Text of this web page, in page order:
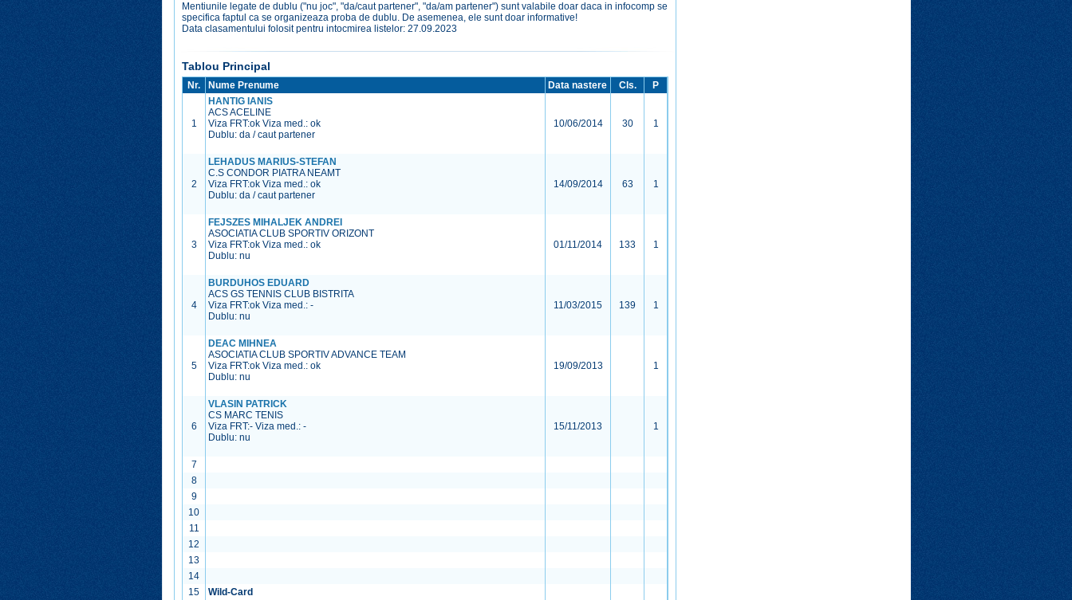
Mentiunile legate de dublu ("nu joc", "da/caut partener", "da/am partener") sunt valabile doar daca in infocomp se
specifica faptul ca se organizeaza proba de dublu. De asemenea, ele sunt doar informative!
Data clasamentului folosit pentru intocmirea listelor: 27.09.2023
Tablou Principal
Nr. Nume Prenume Data nastere Cls. P
1
HANTIG IANIS
ACS ACELINE
Viza FRT:ok Viza med.: ok
Dublu: da / caut partener
10/06/2014 30 1
2
LEHADUS MARIUS-STEFAN
C.S CONDOR PIATRA NEAMT
Viza FRT:ok Viza med.: ok
Dublu: da / caut partener
14/09/2014 63 1
3
FEJSZES MIHALJEK ANDREI
ASOCIATIA CLUB SPORTIV ORIZONT
Viza FRT:ok Viza med.: ok
Dublu: nu
01/11/2014 133 1
4
BURDUHOS EDUARD
ACS GS TENNIS CLUB BISTRITA
Viza FRT:ok Viza med.: -
Dublu: nu
11/03/2015 139 1
5
DEAC MIHNEA
ASOCIATIA CLUB SPORTIV ADVANCE TEAM
Viza FRT:ok Viza med.: ok
Dublu: nu
19/09/2013 1
6
VLASIN PATRICK
CS MARC TENIS
Viza FRT:- Viza med.: -
Dublu: nu
15/11/2013 1
7
8
9
10
11
12
13
14
15
Wild-Card